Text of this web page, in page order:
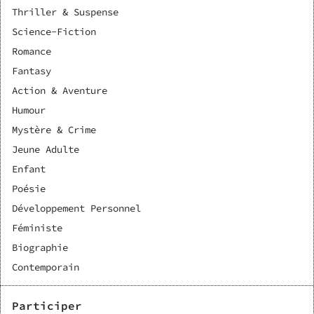
spéciale.
Thriller & Suspense
Science-Fiction
Romance
Fantasy
Action & Aventure
Humour
Mystère & Crime
Jeune Adulte
Enfant
Poésie
Développement Personnel
Féministe
Biographie
Contemporain
Participer